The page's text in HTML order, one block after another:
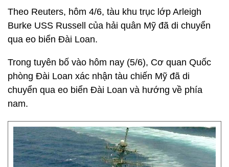
Theo Reuters, hôm 4/6, tàu khu trục lớp Arleigh
Burke USS Russell của hải quân Mỹ đã di chuyển
qua eo biển Đài Loan.
Trong tuyên bố vào hôm nay (5/6), Cơ quan Quốc
phòng Đài Loan xác nhận tàu chiến Mỹ đã di
chuyển qua eo biển Đài Loan và hướng về phía
nam.